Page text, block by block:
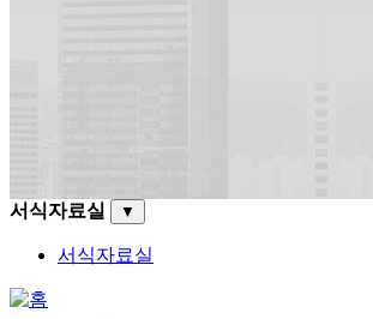
서식자료실 ▼
서식자료실